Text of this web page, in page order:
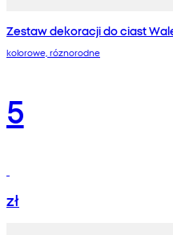
Zestaw dekoracji do ciast
kolorowe, róznorodne
5
zł